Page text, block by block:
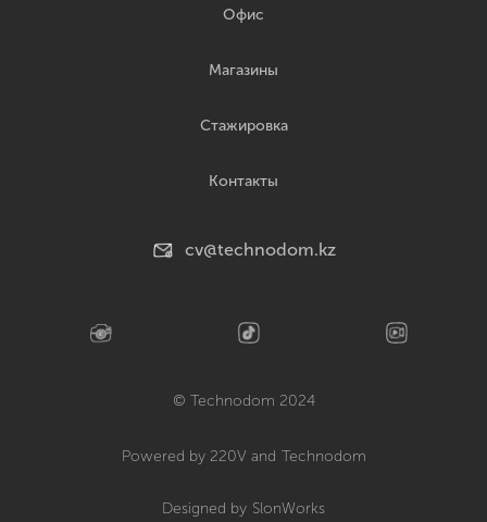
Офис
Магазины
Стажировка
Контакты
cv@technodom.kz
© Technodom 2024
Powered by 220V and Technodom
Designed by SlonWorks